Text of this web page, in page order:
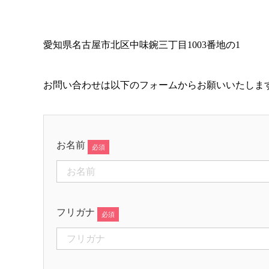
愛知県名古屋市北区中味鋺三丁目1003番地の1
お問い合わせは以下のフォームからお願いいたしま
お名前
フリガナ